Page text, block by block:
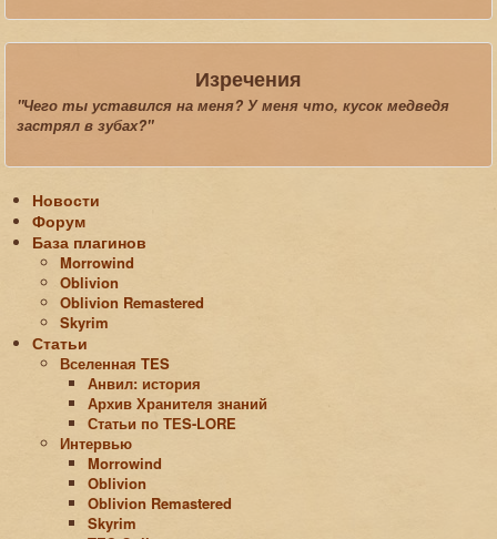
Изречения
"Чего ты уставился на меня? У меня что, кусок медведя
застрял в зубах?"
Новости
Форум
База плагинов
Morrowind
Oblivion
Oblivion Remastered
Skyrim
Статьи
Вселенная TES
Анвил: история
Архив Хранителя знаний
Статьи по ТЕS-LORE
Интервью
Morrowind
Oblivion
Oblivion Remastered
Skyrim